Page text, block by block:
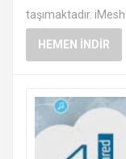
taşımaktadır.
HEMEN İNDIR